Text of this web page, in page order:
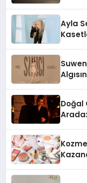
Ayla
Doğal